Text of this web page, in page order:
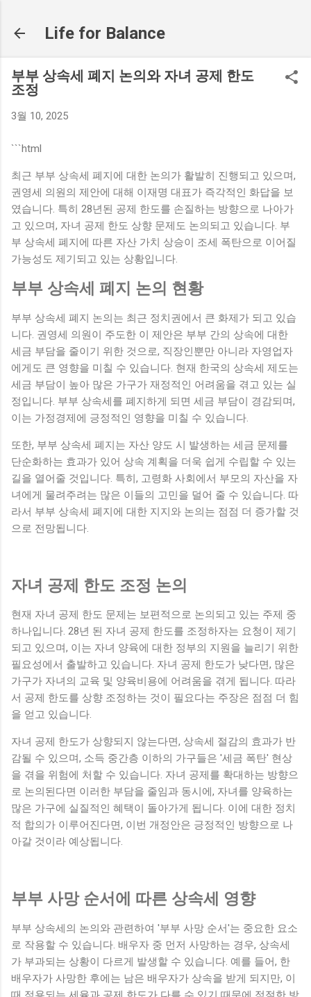
Life for Balance
부부 상속세 폐지 논의와 자녀 공제 한도
조정
3월 10, 2025
```html
최근 부부 상속세 폐지에 대한 논의가 활발히 진행되고 있으며,
권영세 의원의 제안에 대해 이재명 대표가 즉각적인 화답을 보
였습니다. 특히 28년된 공제 한도를 손질하는 방향으로 나아가
고 있으며, 자녀 공제 한도 상향 문제도 논의되고 있습니다. 부
부 상속세 폐지에 따른 자산 가치 상승이 조세 폭탄으로 이어질
가능성도 제기되고 있는 상황입니다.
부부 상속세 폐지 논의 현황
부부 상속세 폐지 논의는 최근 정치권에서 큰 화제가 되고 있습
니다. 권영세 의원이 주도한 이 제안은 부부 간의 상속에 대한
세금 부담을 줄이기 위한 것으로, 직장인뿐만 아니라 자영업자
에게도 큰 영향을 미칠 수 있습니다. 현재 한국의 상속세 제도는
세금 부담이 높아 많은 가구가 재정적인 어려움을 겪고 있는 실
정입니다. 부부 상속세를 폐지하게 되면 세금 부담이 경감되며,
이는 가정경제에 긍정적인 영향을 미칠 수 있습니다.
또한, 부부 상속세 폐지는 자산 양도 시 발생하는 세금 문제를
단순화하는 효과가 있어 상속 계획을 더욱 쉽게 수립할 수 있는
길을 열어줄 것입니다. 특히, 고령화 사회에서 부모의 자산을 자
녀에게 물려주려는 많은 이들의 고민을 덜어 줄 수 있습니다. 따
라서 부부 상속세 폐지에 대한 지지와 논의는 점점 더 증가할 것
으로 전망됩니다.
자녀 공제 한도 조정 논의
현재 자녀 공제 한도 문제는 보편적으로 논의되고 있는 주제 중
하나입니다. 28년 된 자녀 공제 한도를 조정하자는 요청이 제기
되고 있으며, 이는 자녀 양육에 대한 정부의 지원을 늘리기 위한
필요성에서 출발하고 있습니다. 자녀 공제 한도가 낮다면, 많은
가구가 자녀의 교육 및 양육비용에 어려움을 겪게 됩니다. 따라
서 공제 한도를 상향 조정하는 것이 필요다는 주장은 점점 더 힘
을 얻고 있습니다.
자녀 공제 한도가 상향되지 않는다면, 상속세 절감의 효과가 반
감될 수 있으며, 소득 중간층 이하의 가구들은 '세금 폭탄' 현상
을 겪을 위험에 처할 수 있습니다. 자녀 공제를 확대하는 방향으
로 논의된다면 이러한 부담을 줄임과 동시에, 자녀를 양육하는
많은 가구에 실질적인 혜택이 돌아가게 됩니다. 이에 대한 정치
적 합의가 이루어진다면, 이번 개정안은 긍정적인 방향으로 나
아갈 것이라 예상됩니다.
부부 사망 순서에 따른 상속세 영향
부부 상속세의 논의와 관련하여 '부부 사망 순서'는 중요한 요소
로 작용할 수 있습니다. 배우자 중 먼저 사망하는 경우, 상속세
가 부과되는 상황이 다르게 발생할 수 있습니다. 예를 들어, 한
배우자가 사망한 후에는 남은 배우자가 상속을 받게 되지만, 이